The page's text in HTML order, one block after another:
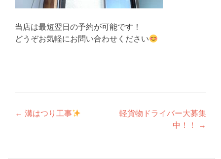
当店は最短翌日の予約が可能です！
どうぞお気軽にお問い合わせください
投
← 溝はつり工事
軽貨物ドライバー大募集
中！！
→